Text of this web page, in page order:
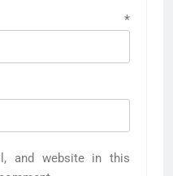
*
and website in this